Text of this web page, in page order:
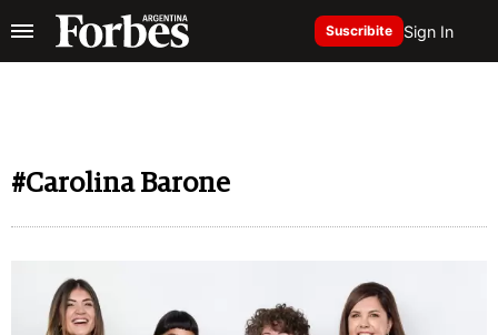
Suscribite Sign In
#Carolina Barone